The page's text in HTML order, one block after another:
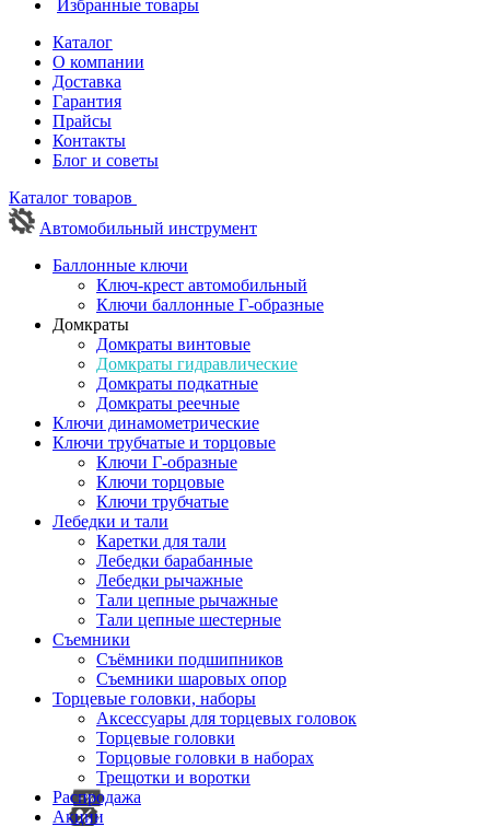
Избранные товары
Каталог
О компании
Доставка
Гарантия
Прайсы
Контакты
Блог и советы
Каталог товаров
Автомобильный инструмент
Баллонные ключи
Ключ-крест автомобильный
Ключи баллонные Г-образные
Домкраты
Домкраты винтовые
Домкраты гидравлические
Домкраты подкатные
Домкраты реечные
Ключи динамометрические
Ключи трубчатые и торцовые
Ключи Г-образные
Ключи торцовые
Ключи трубчатые
Лебедки и тали
Каретки для тали
Лебедки барабанные
Лебедки рычажные
Тали цепные рычажные
Тали цепные шестерные
Съемники
Съёмники подшипников
Съемники шаровых опор
Торцевые головки, наборы
Аксессуары для торцевых головок
Торцевые головки
Торцовые головки в наборах
Трещотки и воротки
Распродажа
Акции